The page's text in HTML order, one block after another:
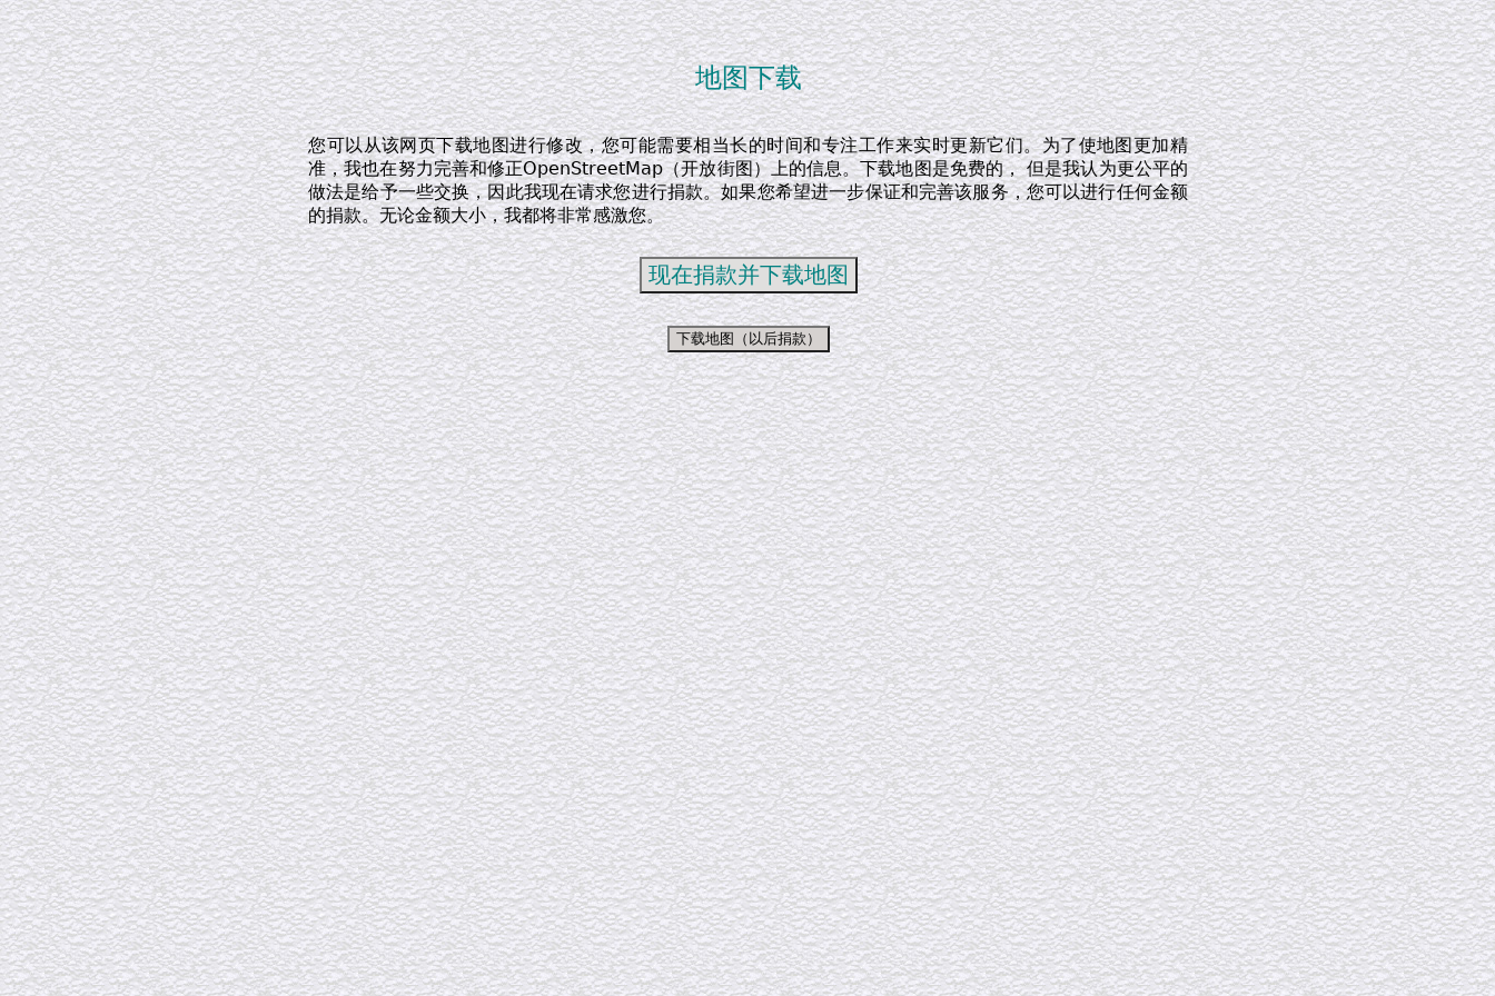
地图下载
您可以从该网页下载地图进行修改，您可能需要相当长的时间和专注工作来实时更新它们。为了使地图更加精
准，我也在努力完善和修正OpenStreetMap（开放街图）上的信息。下载地图是免费的， 但是我认为更公平的
做法是给予一些交换，因此我现在请求您进行捐款。如果您希望进一步保证和完善该服务，您可以进行任何金额
的捐款。无论金额大小，我都将非常感激您。